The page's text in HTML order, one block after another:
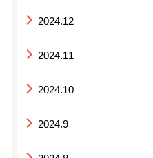
2024.12
2024.11
2024.10
2024.9